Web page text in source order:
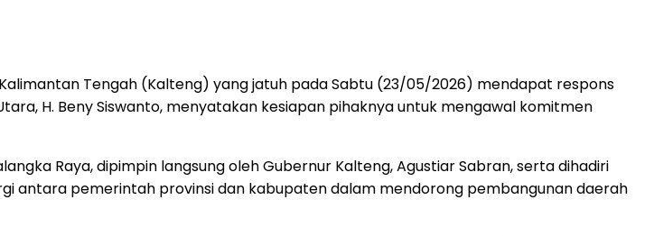
Tengah (Kalteng) yang jatuh pada Sabtu (23/05/2026) mendapat respons
H. Beny Siswanto, menyatakan kesiapan pihaknya untuk mengawal komitmen
Raya, dipimpin langsung oleh Gubernur Kalteng, Agustiar Sabran, serta dihadiri
antara pemerintah provinsi dan kabupaten dalam mendorong pembangunan daerah